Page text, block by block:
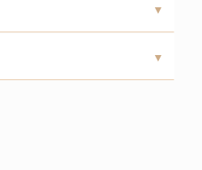
▼
▼